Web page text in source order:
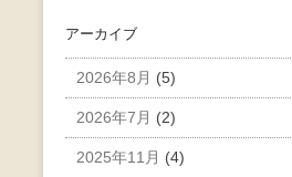
アーカイブ
2026年8月 (5)
2026年7月 (2)
2025年11月 (4)